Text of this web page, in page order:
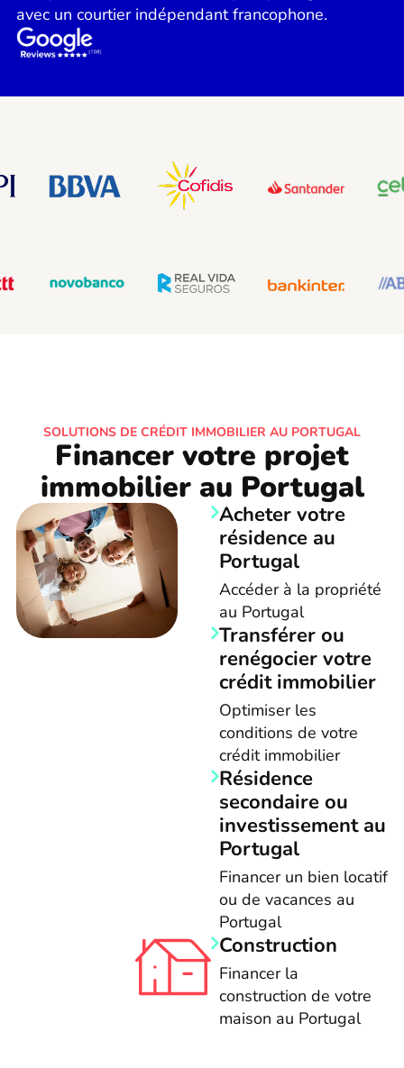
avec un courtier indépendant francophone.
SOLUTIONS DE CRÉDIT IMMOBILIER AU PORTUGAL
Financer votre projet
immobilier au Portugal
Acheter votre
résidence au
Portugal
Accéder à la propriété
au Portugal
Transférer ou
renégocier votre
crédit immobilier
Optimiser les
conditions de votre
crédit immobilier
Résidence
secondaire ou
investissement au
Portugal
Financer un bien locatif
ou de vacances au
Portugal
Construction
Financer la
construction de votre
maison au Portugal